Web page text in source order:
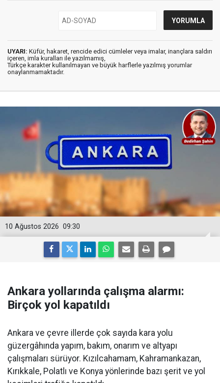
UYARI: Küfür, hakaret, rencide edici cümleler veya imalar, inançlara saldırı
içeren, imla kuralları ile yazılmamış,
Türkçe karakter kullanılmayan ve büyük harflerle yazılmış yorumlar
onaylanmamaktadır.
09:30
10 Ağustos 2026
Ankara yollarında çalışma alarmı:
Birçok yol kapatıldı
Ankara ve çevre illerde çok sayıda kara yolu
güzergâhında yapım, bakım, onarım ve altyapı
çalışmaları sürüyor. Kızılcahamam, Kahramankazan,
Kırıkkale, Polatlı ve Konya yönlerinde bazı şerit ve yol